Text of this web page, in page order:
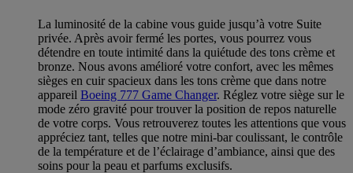
La luminosité de la cabine vous guide jusqu’à votre Suite
privée. Après avoir fermé les portes, vous pourrez vous
détendre en toute intimité dans la quiétude des tons crème et
bronze. Nous avons amélioré votre confort, avec les mêmes
sièges en cuir spacieux dans les tons crème que dans notre
appareil Boeing 777 Game Changer. Réglez votre siège sur le
mode zéro gravité pour trouver la position de repos naturelle
de votre corps. Vous retrouverez toutes les attentions que vous
appréciez tant, telles que notre mini-bar coulissant, le contrôle
de la température et de l’éclairage d’ambiance, ainsi que des
soins pour la peau et parfums exclusifs.